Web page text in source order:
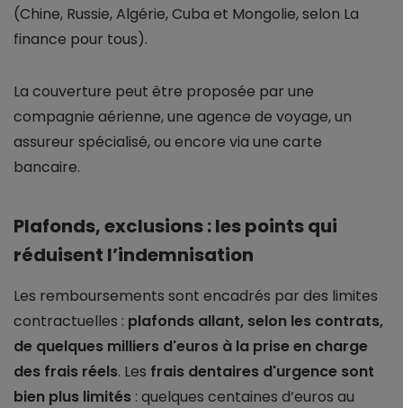
(Chine, Russie, Algérie, Cuba et Mongolie, selon La
finance pour tous).
La couverture peut être proposée par une
compagnie aérienne, une agence de voyage, un
assureur spécialisé, ou encore via une carte
bancaire.
Plafonds, exclusions : les points qui
réduisent l’indemnisation
Les remboursements sont encadrés par des limites
contractuelles : plafonds allant, selon les contrats,
de quelques milliers d'euros à la prise en charge
des frais réels. Les frais dentaires d'urgence sont
bien plus limités : quelques centaines d’euros au